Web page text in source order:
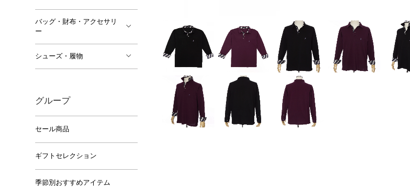
バッグ・財布・アクセサリ
ー
シューズ・履物
グループ
セール商品
ギフトセレクション
季節別おすすめアイテム